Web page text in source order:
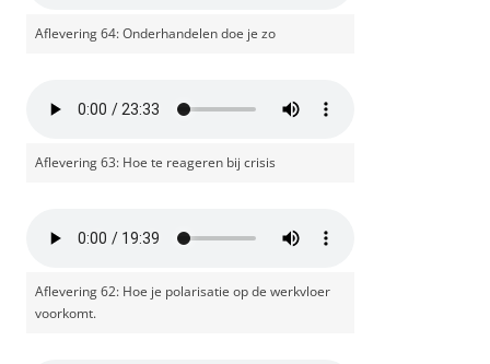
Aflevering 64: Onderhandelen doe je zo
Aflevering 63: Hoe te reageren bij crisis
Aflevering 62: Hoe je polarisatie op de werkvloer
voorkomt.